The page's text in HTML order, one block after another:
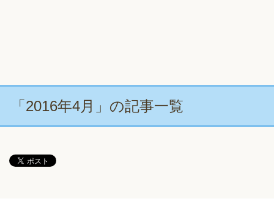
「2016年4月」の記事一覧